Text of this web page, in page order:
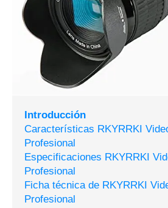
Introducción
Características RKYRRKI
Profesional
Especificaciones RKYRRKI
Profesional
Ficha técnica de RKYRRKI
Profesional